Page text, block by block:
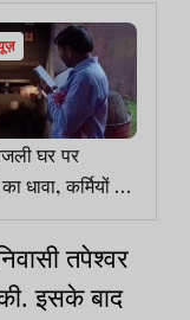
घर पर
धावा, कर्मियों को
के केबल की
तपेश्वर
इसके बाद